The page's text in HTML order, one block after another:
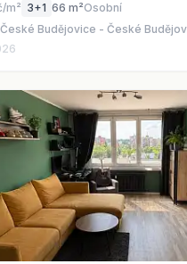
m² 3+1 66 m²Osobní
Budějovice - České